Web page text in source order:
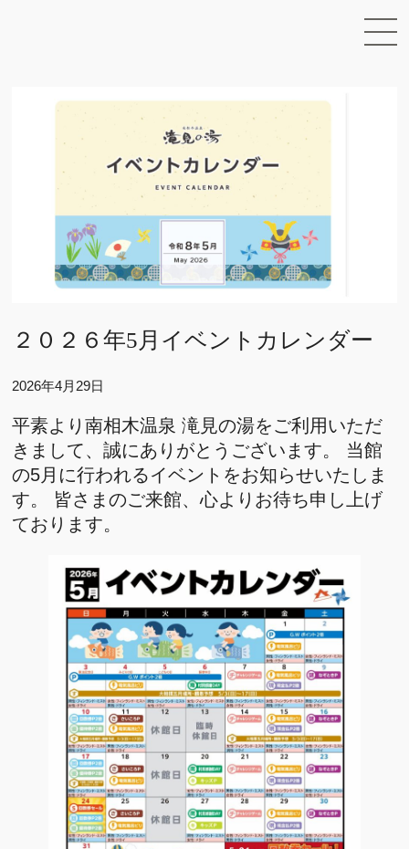
２０２６年5月イベントカレンダー
2026年4月29日
平素より南相木温泉 滝見の湯をご利用いただ
きまして、誠にありがとうございます。 当館
の5月に行われるイベントをお知らせいたしま
す。 皆さまのご来館、心よりお待ち申し上げ
ております。